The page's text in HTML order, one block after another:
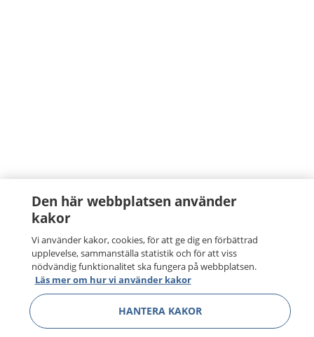
Den här webbplatsen använder
kakor
Vi använder kakor, cookies, för att ge dig en förbättrad
upplevelse, sammanställa statistik och för att viss
nödvändig funktionalitet ska fungera på webbplatsen.
Läs mer om hur vi använder kakor
HANTERA KAKOR